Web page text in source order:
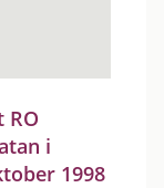
RO
i
1998